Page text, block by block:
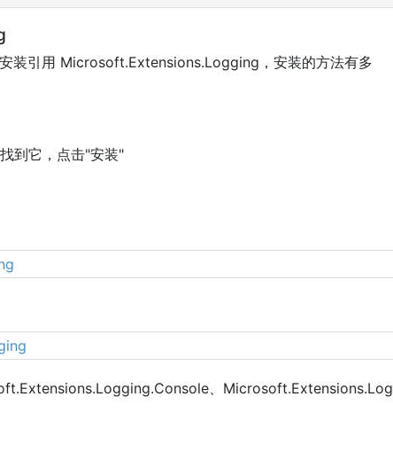
装引用 Microsoft.Extensions.Logging，安装的方法有多
到它，点击"安装"
、Microsoft.Extensions.Log